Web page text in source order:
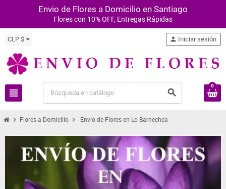
Envio de Flores a Domicilio en Santiago
Flores con 10% OFF, Entregas Rápidas
CLP $
view_headline search
person Iniciar sesión
0
chevron_right Flores a Domicilio chevron_right Envío de Flores en Lo Barnechea